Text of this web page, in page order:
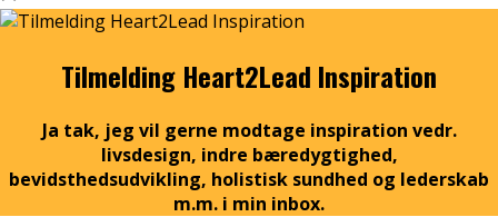
Tilmelding Heart2Lead Inspiration
Ja tak, jeg vil gerne modtage inspiration vedr.
livsdesign, indre bæredygtighed,
bevidsthedsudvikling, holistisk sundhed og lederskab
m.m. i min inbox.